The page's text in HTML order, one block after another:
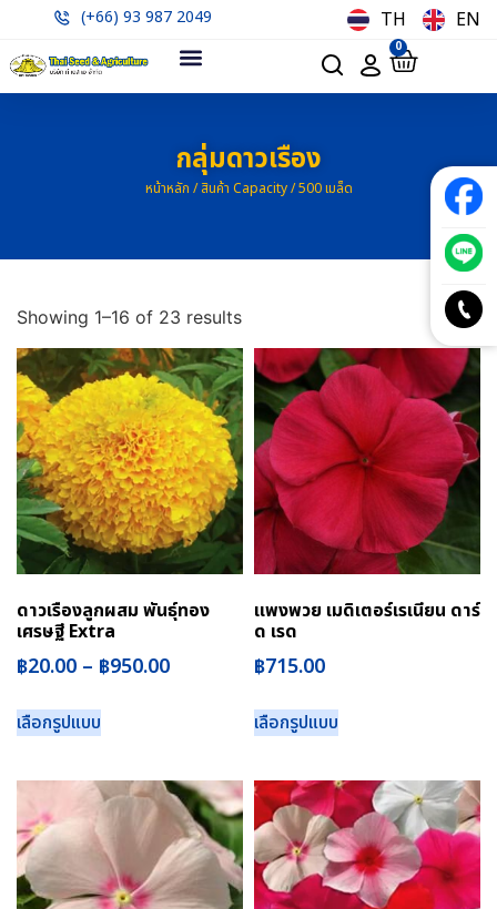
(+66) 93 987 2049 TH EN
0
กลุ่มดาวเรือง
หน้าหลัก / สินค้า Capacity / 500 เมล็ด
Showing 1–16 of 23 results
ดาวเรืองลูกผสม พันธุ์ทอง
เศรษฐี Extra
฿20.00 – ฿950.00
เลือกรูปแบบ
แพงพวย เมดิเตอร์เรเนียน ดาร์
ด เรด
฿715.00
เลือกรูปแบบ